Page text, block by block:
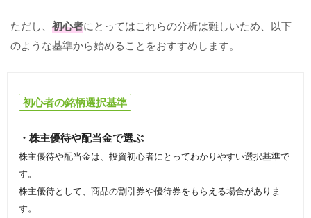
ただし、 初心者にとってはこれらの分析は難しいため、以下
のような基準から始めることをおすすめします。
初心者の銘柄選択基準
・株主優待や配当金で選ぶ
株主優待や配当金は、投資初心者にとってわかりやすい選択基準で
す。
株主優待として、商品の割引券や優待券をもらえる場合がありま
す。